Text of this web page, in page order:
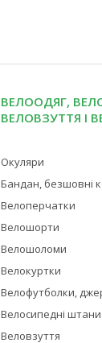
ВЕЛООДЯГ,
ВЕЛОВЗУТТЯ І
Окуляри
Бандан, безшовні
Велоперчатки
Велошорти
Велошоломи
Велокуртки
Велофутболки,
Велосипедні штани
Веловзуття